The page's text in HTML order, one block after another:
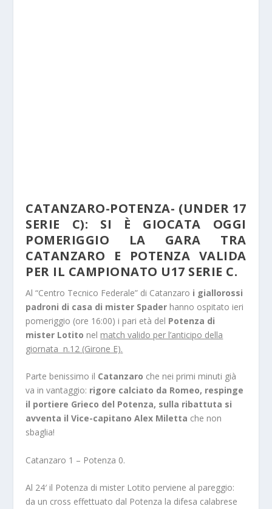
CATANZARO-POTENZA- (UNDER 17
SERIE C): SI È GIOCATA OGGI
POMERIGGIO LA GARA TRA
CATANZARO E POTENZA VALIDA
PER IL CAMPIONATO U17 SERIE C.
Al “Centro Tecnico Federale” di Catanzaro i giallorossi
padroni di casa di mister Spader hanno ospitato ieri
pomeriggio (ore 16:00) i pari età del Potenza di
mister Lotito nel match valido per l’anticipo della
giornata n.12 (Girone E).
Parte benissimo il Catanzaro che nei primi minuti già
va in vantaggio: rigore calciato da Romeo, respinge
il portiere Grieco del Potenza, sulla ribattuta si
avventa il Vice-capitano Alex Miletta che non
sbaglia!
Catanzaro 1 – Potenza 0.
Al 24′ il Potenza di mister Lotito perviene al pareggio:
da un cross effettuato dal Potenza la difesa calabrese